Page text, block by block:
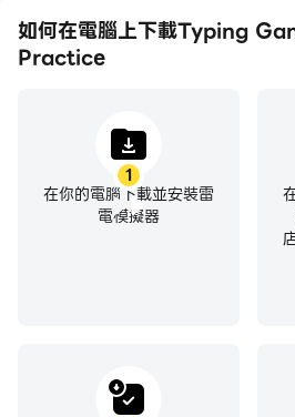
如何在電腦上下載Typing
Practice
1
在你的電腦下載並安裝雷
電模擬器